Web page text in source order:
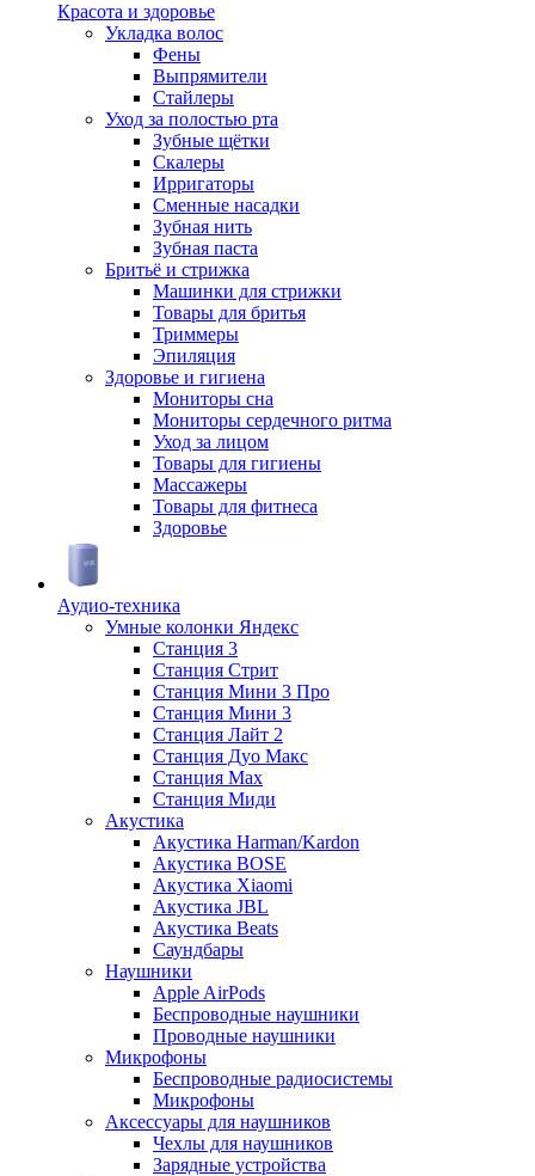
Красота и здоровье
Укладка волос
Фены
Выпрямители
Стайлеры
Уход за полостью рта
Зубные щётки
Скалеры
Ирригаторы
Сменные насадки
Зубная нить
Зубная паста
Бритьё и стрижка
Машинки для стрижки
Товары для бритья
Триммеры
Эпиляция
Здоровье и гигиена
Мониторы сна
Мониторы сердечного ритма
Уход за лицом
Товары для гигиены
Массажеры
Товары для фитнеса
Здоровье
Аудио-техника
Умные колонки Яндекс
Станция 3
Станция Стрит
Станция Мини 3 Про
Станция Мини 3
Станция Лайт 2
Станция Дуо Макс
Станция Max
Станция Миди
Акустика
Акустика Harman/Kardon
Акустика BOSE
Акустика Xiaomi
Акустика JBL
Акустика Beats
Саундбары
Наушники
Apple AirPods
Беспроводные наушники
Проводные наушники
Микрофоны
Беспроводные радиосистемы
Микрофоны
Аксессуары для наушников
Чехлы для наушников
Зарядные устройства